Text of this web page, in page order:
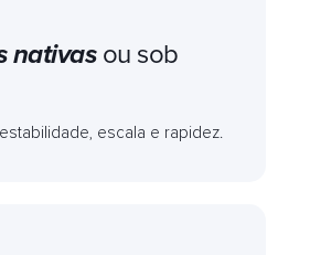
nativas ou sob
escala e rapidez.